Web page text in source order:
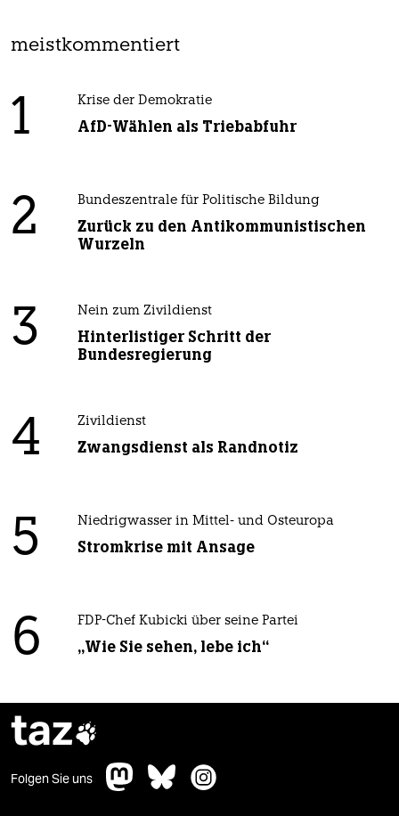
meistkommentiert
1 Krise der Demokratie
AfD-Wählen als Triebabfuhr
2 Bundeszentrale für Politische Bildung
Zurück zu den Antikommunistischen
Wurzeln
3 Nein zum Zivildienst
Hinterlistiger Schritt der
Bundesregierung
4 Zivildienst
Zwangsdienst als Randnotiz
5 Niedrigwasser in Mittel- und Osteuropa
Stromkrise mit Ansage
6 FDP-Chef Kubicki über seine Partei
„Wie Sie sehen, lebe ich“
taz
Folgen Sie uns